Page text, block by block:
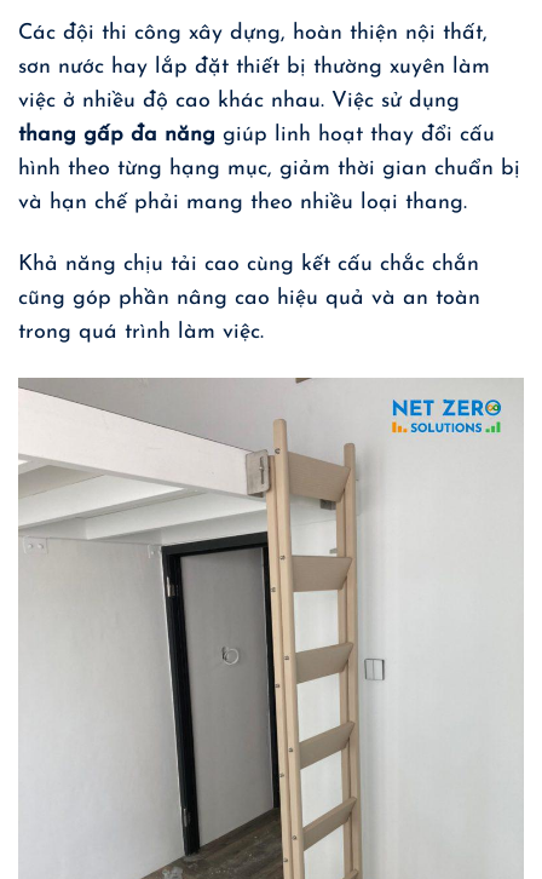
Các đội thi công xây dựng, hoàn thiện nội thất,
sơn nước hay lắp đặt thiết bị thường xuyên làm
việc ở nhiều độ cao khác nhau. Việc sử dụng
thang gấp đa năng giúp linh hoạt thay đổi cấu
hình theo từng hạng mục, giảm thời gian chuẩn bị
và hạn chế phải mang theo nhiều loại thang.
Khả năng chịu tải cao cùng kết cấu chắc chắn
cũng góp phần nâng cao hiệu quả và an toàn
trong quá trình làm việc.